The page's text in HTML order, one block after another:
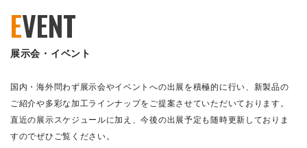
EVENT
展示会・イベント
国内・海外問わず展示会やイベントへの出展を積極的に行い、新製品の
ご紹介や多彩な加工ラインナップをご提案させていただいております。
直近の展示スケジュールに加え、今後の出展予定も随時更新しておりま
すのでぜひご覧ください。